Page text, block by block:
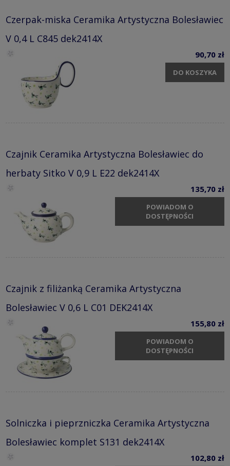
Czerpak-miska Ceramika Artystyczna Bolesławiec
V 0,4 L C845 dek2414X
90,70 zł
DO KOSZYKA
Czajnik Ceramika Artystyczna Bolesławiec do
herbaty Sitko V 0,9 L E22 dek2414X
135,70 zł
POWIADOM O
DOSTĘPNOŚCI
Czajnik z filiżanką Ceramika Artystyczna
Bolesławiec V 0,6 L C01 DEK2414X
155,80 zł
POWIADOM O
DOSTĘPNOŚCI
Solniczka i pieprzniczka Ceramika Artystyczna
Bolesławiec komplet S131 dek2414X
102,80 zł